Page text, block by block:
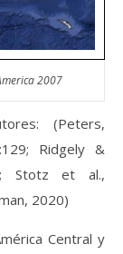
2007
(Peters,
Ridgely &
Stotz et al.,
2020)
Central y